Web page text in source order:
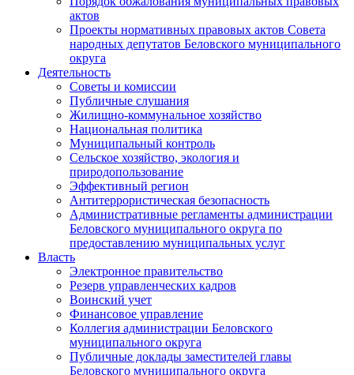
актов
Проекты нормативных правовых актов Совета
народных депутатов Беловского муниципального
округа
Деятельность
Советы и комиссии
Публичные слушания
Жилищно-коммунальное хозяйство
Национальная политика
Муниципальный контроль
Сельское хозяйство, экология и
природопользование
Эффективный регион
Антитеррористическая безопасность
Административные регламенты администрации
Беловского муниципального округа по
предоставлению муниципальных услуг
Власть
Электронное правительство
Резерв управленческих кадров
Воинский учет
Финансовое управление
Коллегия администрации Беловского
муниципального округа
Публичные доклады заместителей главы
Беловского муниципального округа